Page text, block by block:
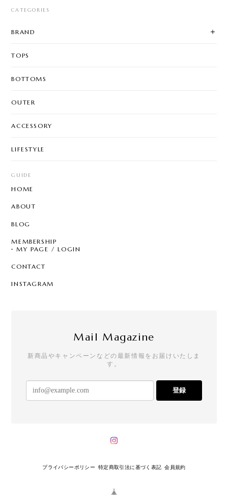
CATEGORIES
BRAND
TOPS
BOTTOMS
OUTER
ACCESSORY
LIFESTYLE
GUIDE
HOME
ABOUT
BLOG
MEMBERSHIP
MY PAGE / LOGIN
CONTACT
INSTAGRAM
Mail Magazine
新商品やキャンペーンなどの最新情報をお届けいたしま
す。
登録
プライバシーポリシー 特定商取引法に基づく表記 会員規約